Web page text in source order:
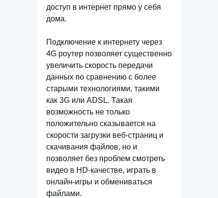
доступ в интернет прямо у себя
дома.
Подключение к интернету через
4G роутер позволяет существенно
увеличить скорость передачи
данных по сравнению с более
старыми технологиями, такими
как 3G или ADSL. Такая
возможность не только
положительно сказывается на
скорости загрузки веб-страниц и
скачивания файлов, но и
позволяет без проблем смотреть
видео в HD-качестве, играть в
онлайн-игры и обмениваться
файлами.